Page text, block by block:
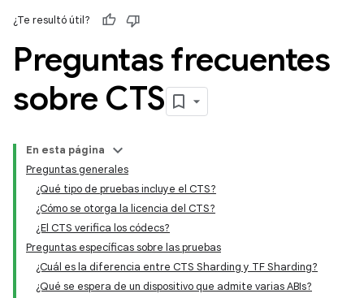
¿Te resultó útil?
Preguntas frecuentes
sobre CTS
En esta página
Preguntas generales
¿Qué tipo de pruebas incluye el CTS?
¿Cómo se otorga la licencia del CTS?
¿El CTS verifica los códecs?
Preguntas específicas sobre las pruebas
¿Cuál es la diferencia entre CTS Sharding y TF Sharding?
¿Qué se espera de un dispositivo que admite varias ABIs?